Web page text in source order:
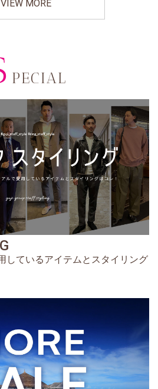
VIEW MORE
PECIAL
しているアイテムとスタイリング